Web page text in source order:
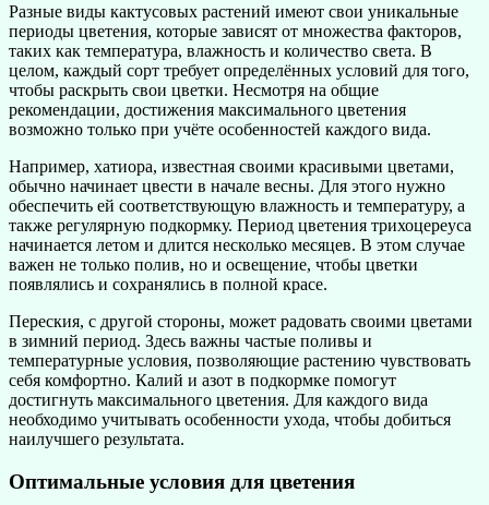
Разные виды кактусовых растений имеют свои уникальные
периоды цветения, которые зависят от множества факторов,
таких как температура, влажность и количество света. В
целом, каждый сорт требует определённых условий для того,
чтобы раскрыть свои цветки. Несмотря на общие
рекомендации, достижения максимального цветения
возможно только при учёте особенностей каждого вида.
Например, хатиора, известная своими красивыми цветами,
обычно начинает цвести в начале весны. Для этого нужно
обеспечить ей соответствующую влажность и температуру, а
также регулярную подкормку. Период цветения трихоцереуса
начинается летом и длится несколько месяцев. В этом случае
важен не только полив, но и освещение, чтобы цветки
появлялись и сохранялись в полной красе.
Переския, с другой стороны, может радовать своими цветами
в зимний период. Здесь важны частые поливы и
температурные условия, позволяющие растению чувствовать
себя комфортно. Калий и азот в подкормке помогут
достигнуть максимального цветения. Для каждого вида
необходимо учитывать особенности ухода, чтобы добиться
наилучшего результата.
Оптимальные условия для цветения